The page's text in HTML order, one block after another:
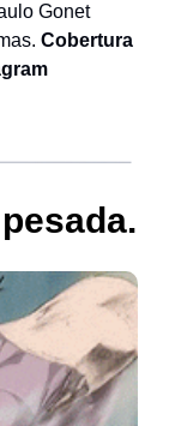
Gonet
Cobertura